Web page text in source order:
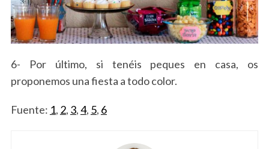
6- Por último, si tenéis peques en casa, os
proponemos una fiesta a todo color.
Fuente: 1, 2, 3,4, 5, 6